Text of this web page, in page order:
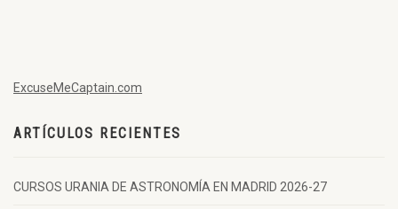
ExcuseMeCaptain.com
ARTÍCULOS RECIENTES
CURSOS URANIA DE ASTRONOMÍA EN MADRID 2026-27